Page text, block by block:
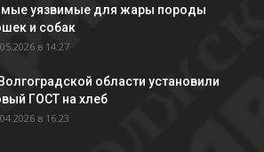
уязвимые для жары породы
и собак
в 14:27
области установили
ГОСТ на хлеб
в 16:23